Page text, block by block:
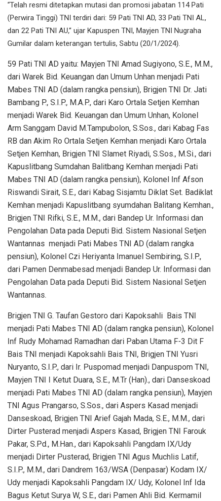
“Telah resmi ditetapkan mutasi dan promosi jabatan 114 Pati
(Perwira Tinggi) TNI terdiri dari: 59 Pati TNI AD, 33 Pati TNI AL,
dan 22 Pati TNI AU,” ujar Kapuspen TNI, Mayjen TNI Nugraha
Gumilar dalam keterangan tertulis, Sabtu (20/1/2024).
59 Pati TNI AD yaitu: Mayjen TNI Amad Sugiyono, S.E., M.M.,
dari Warek Bid. Keuangan dan Umum Unhan menjadi Pati
Mabes TNI AD (dalam rangka pensiun), Brigjen TNI Dr. Jati
Bambang P., S.I.P., M.A.P., dari Karo Ortala Setjen Kemhan
menjadi Warek Bid. Keuangan dan Umum Unhan, Kolonel
Arm Sanggam David M.Tampubolon, S.Sos., dari Kabag Fas
RB dan Akim Ro Ortala Setjen Kemhan menjadi Karo Ortala
Setjen Kemhan, Brigjen TNI Slamet Riyadi, S.Sos., M.Si., dari
Kapuslitbang Sumdahan Balitbang Kemhan menjadi Pati
Mabes TNI AD (dalam rangka pensiun), Kolonel Inf Afson
Riswandi Sirait, S.E., dari Kabag Sisjamtu Diklat Set. Badiklat
Kemhan menjadi Kapuslitbang syumdahan Balitang Kemhan.,
Brigjen TNI Rifki, S.E., M.M., dari Bandep Ur. Informasi dan
Pengolahan Data pada Deputi Bid. Sistem Nasional Setjen
Wantannas menjadi Pati Mabes TNI AD (dalam rangka
pensiun), Kolonel Czi Heriyanta Imanuel Sembiring, S.I.P.,
dari Pamen Denmabesad menjadi Bandep Ur. Informasi dan
Pengolahan Data pada Deputi Bid. Sistem Nasional Setjen
Wantannas.
Brigjen TNI G. Taufan Gestoro dari Kapoksahli Bais TNI
menjadi Pati Mabes TNI AD (dalam rangka pensiun), Kolonel
Inf Rudy Mohamad Ramadhan dari Paban Utama F-3 Dit F
Bais TNI menjadi Kapoksahli Bais TNI, Brigjen TNI Yusri
Nuryanto, S.I.P., dari Ir. Puspomad menjadi Danpuspom TNI,
Mayjen TNI I Ketut Duara, S.E., M.Tr (Han)., dari Danseskoad
menjadi Pati Mabes TNI AD (dalam rangka pensiun), Mayjen
TNI Agus Prangarso, S.Sos., dari Aspers Kasad menjadi
Danseskoad, Brigjen TNI Arief Gajah Mada, S.E., M.M., dari
Dirter Pusterad menjadi Aspers Kasad, Brigjen TNI Farouk
Pakar, S.Pd., M.Han., dari Kapoksahli Pangdam IX/Udy
menjadi Dirter Pusterad, Brigjen TNI Agus Muchlis Latif,
S.I.P., M.M., dari Dandrem 163/WSA (Denpasar) Kodam IX/
Udy menjadi Kapoksahli Pangdam IX/ Udy, Kolonel Inf Ida
Bagus Ketut Surya W, S.E., dari Pamen Ahli Bid. Kermamil